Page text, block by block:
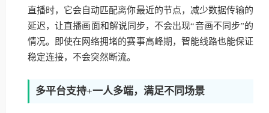
直播时，它会自动匹配离你最近的节点，减少数据传输的
延迟，让直播画面和解说同步，不会出现“音画不同步”的
情况。即使在网络拥堵的赛事高峰期，智能线路也能保证
稳定连接，不会突然断流。
多平台支持+一人多端，满足不同场景